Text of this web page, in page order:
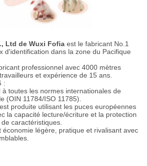
Ltd de Wuxi Fofiaest le fabricant No.1
d'identification dans la zone du Pacifique
professionnel avec 4000 mètres
et expérience de 15 ans.
:
toutes les normes internationales de
(OIN 11784/ISO 11785).
produite utilisant les puces européennes
la capacité lecture/écriture et la protection
caractéristiques.
économie légère, pratique et rivalisant avec